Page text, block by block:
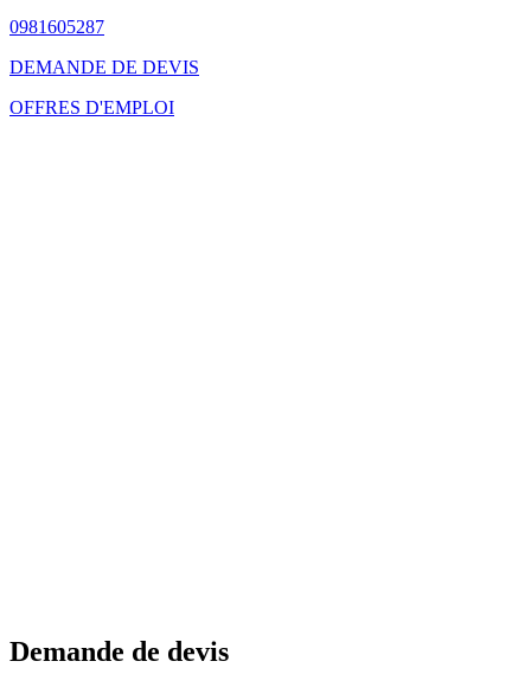
0981605287
DEMANDE DE DEVIS
OFFRES D'EMPLOI
Demande de devis